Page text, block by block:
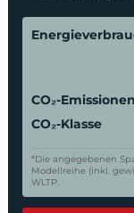
CO₂-Emissionen
CO₂-Klasse
*Die angegebenen
Modellreihe (inkl.
WLTP.